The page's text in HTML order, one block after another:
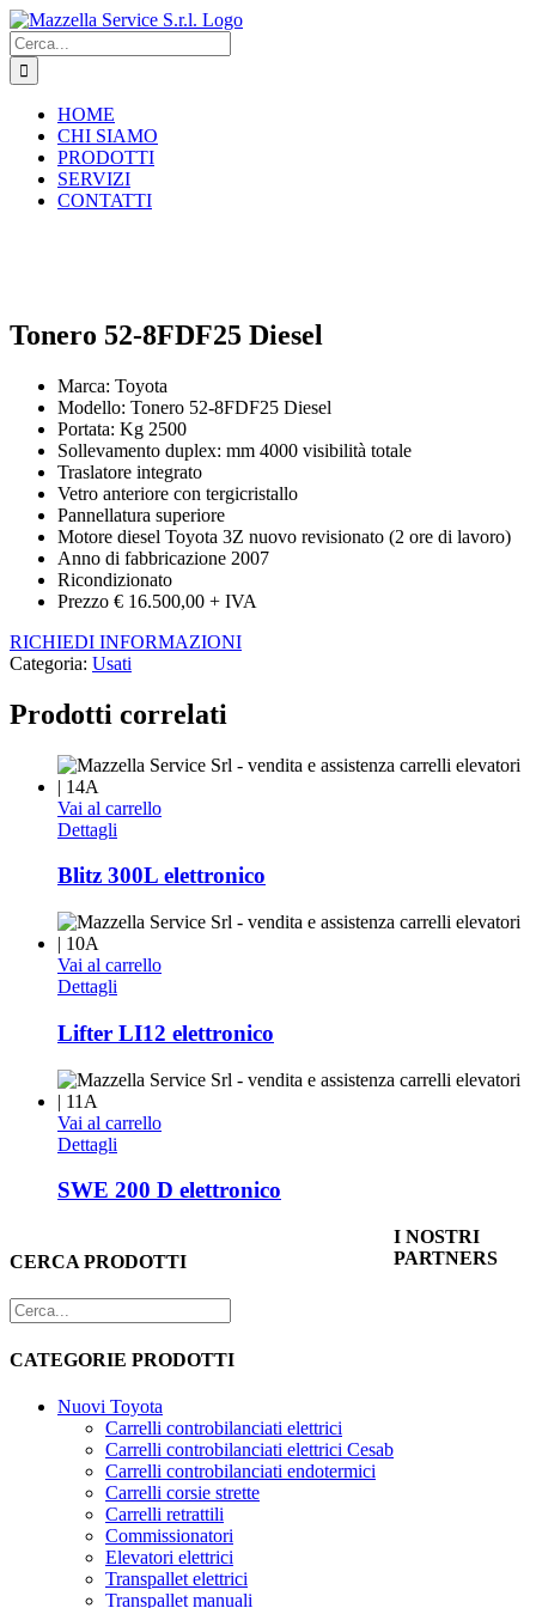
Salta
al
contenuto
Cerca
per:
HOME
CHI SIAMO
PRODOTTI
SERVIZI
CONTATTI
Tonero 52-8FDF25 Diesel
Marca: Toyota
Modello: Tonero 52-8FDF25 Diesel
Portata: Kg 2500
Sollevamento duplex: mm 4000 visibilità totale
Traslatore integrato
Vetro anteriore con tergicristallo
Pannellatura superiore
Motore diesel Toyota 3Z nuovo revisionato (2 ore di lavoro)
Anno di fabbricazione 2007
Ricondizionato
Prezzo € 16.500,00 + IVA
RICHIEDI INFORMAZIONI
Categoria: Usati
Prodotti correlati
Vai al carrello
Dettagli
Blitz 300L elettronico
Vai al carrello
Dettagli
Lifter LI12 elettronico
Vai al carrello
Dettagli
SWE 200 D elettronico
CERCA PRODOTTI
CATEGORIE PRODOTTI
Nuovi Toyota
Carrelli controbilanciati elettrici
Carrelli controbilanciati elettrici Cesab
Carrelli controbilanciati endotermici
Carrelli corsie strette
Carrelli retrattili
Commissionatori
Elevatori elettrici
Transpallet elettrici
Transpallet manuali
I NOSTRI
PARTNERS